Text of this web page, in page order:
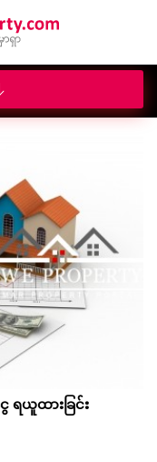
ယူထားခြင်း